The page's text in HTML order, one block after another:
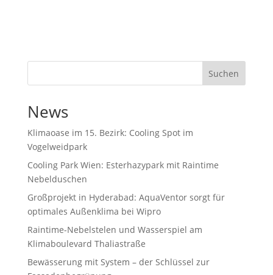
Suchen
News
Klimaoase im 15. Bezirk: Cooling Spot im
Vogelweidpark
Cooling Park Wien: Esterhazypark mit Raintime
Nebelduschen
Großprojekt in Hyderabad: AquaVentor sorgt für
optimales Außenklima bei Wipro
Raintime-Nebelstelen und Wasserspiel am
Klimaboulevard Thaliastraße
Bewässerung mit System – der Schlüssel zur